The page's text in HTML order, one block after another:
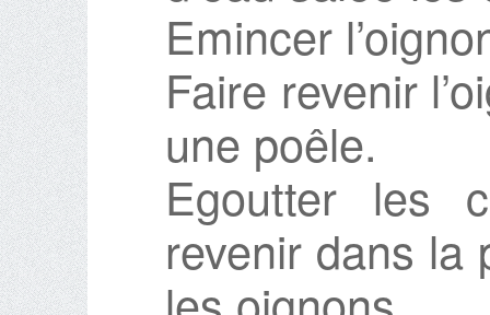
Emincer
Faire revenir
une poêle.
Egoutter les
revenir dans la